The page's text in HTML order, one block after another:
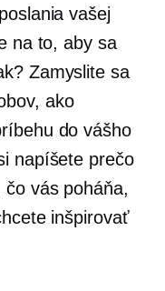
vašej
na to, aby sa
Zamyslite sa
ako
do vášho
napíšete prečo
vás poháňa,
inšpirovať